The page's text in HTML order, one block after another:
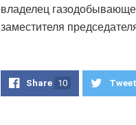
владелец
заместителя
Share 10 Tweet